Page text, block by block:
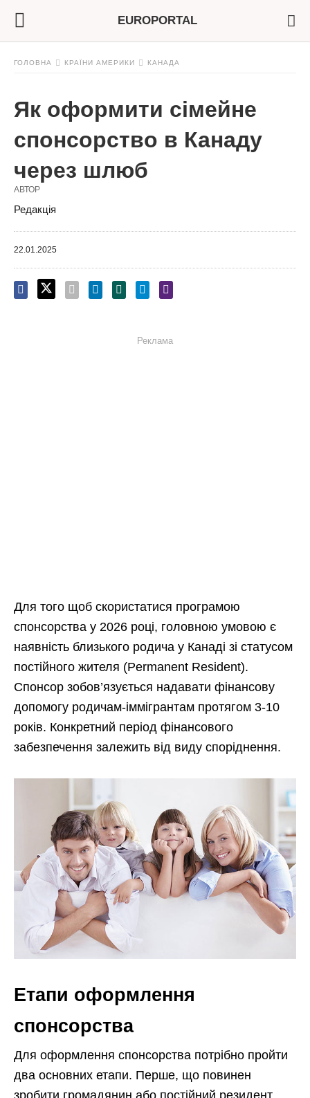
EUROPORTAL
ГОЛОВНА КРАЇНИ АМЕРИКИ КАНАДА
Як оформити сімейне
спонсорство в Канаду
через шлюб
АВТОР
Редакція
22.01.2025
Реклама
Для того щоб скористатися програмою
спонсорства у 2026 році, головною умовою є
наявність близького родича у Канаді зі статусом
постійного жителя (Permanent Resident).
Спонсор зобов’язується надавати фінансову
допомогу родичам-іммігрантам протягом 3-10
років. Конкретний період фінансового
забезпечення залежить від виду споріднення.
Етапи оформлення
спонсорства
Для оформлення спонсорства потрібно пройти
два основних етапи. Перше, що повинен
зробити громадянин або постійний резидент